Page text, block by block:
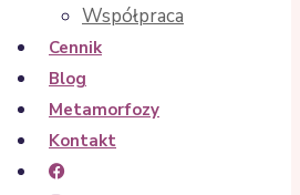
Współpraca
Cennik
Blog
Metamorfozy
Kontakt